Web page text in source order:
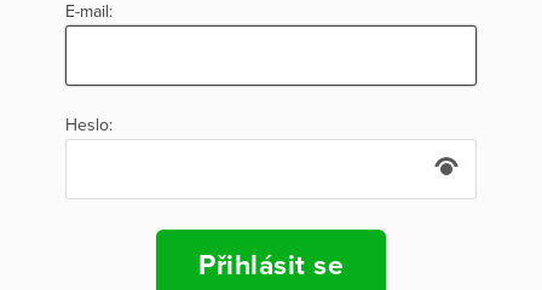
E-mail:
Heslo:
Přihlásit se